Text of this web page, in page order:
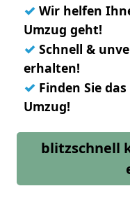
✓ Wir helfen
Umzug geht!
✓ Schnell &
erhalten!
✓ Finden Sie
Umzug!
blitzschnell